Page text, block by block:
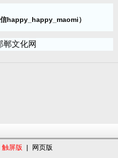
信happy_happy_maomi）
触屏版 | 网页版